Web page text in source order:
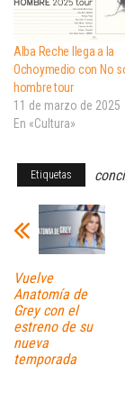
Alba Reche llega a la
Ochoymedio con No
hombre tour
11 de marzo de 2025
En «Cultura»
Etiquetas
Vuelve
Anatomía de
Grey con el
estreno de su
nueva
temporada